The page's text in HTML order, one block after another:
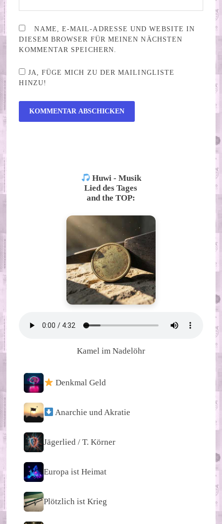
NAME, E-MAIL-ADRESSE UND WEBSITE IN
DIESEM BROWSER FÜR MEINEN NÄCHSTEN
KOMMENTAR SPEICHERN.
JA, FÜGE MICH ZU DER MAILINGLISTE
HINZU!
Huwi - Musik
Lied des Tages
and the TOP:
Kamel im Nadelöhr
Denkmal Geld
Anarchie und Akratie
Jägerlied / T. Körner
Europa ist Heimat
Plötzlich ist Krieg